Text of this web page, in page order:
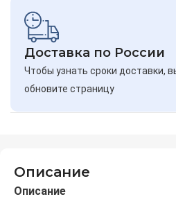
Доставка по России
Чтобы узнать сроки доставки,
обновите страницу
Описание
Описание